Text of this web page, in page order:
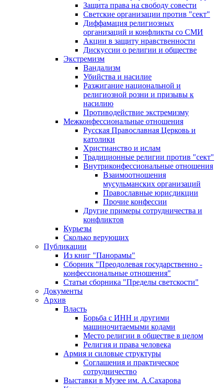
Защита права на свободу совести
Светские организации против "сект"
Диффамация религиозных
организаций и конфликты со СМИ
Акции в защиту нравственности
Дискуссии о религии и обществе
Экстремизм
Вандализм
Убийства и насилие
Разжигание национальной и
религиозной розни и призывы к
насилию
Противодействие экстремизму
Межконфессиональные отношения
Русская Православная Церковь и
католики
Христианство и ислам
Традиционные религии против "сект"
Внутриконфессиональные отношения
Взаимоотношения
мусульманских организаций
Православные юрисдикции
Прочие конфессии
Другие примеры сотрудничества и
конфликтов
Курьезы
Сколько верующих
Публикации
Из книг "Панорамы"
Сборник "Преодолевая государственно -
конфессиональные отношения"
Статьи сборника "Пределы светскости"
Документы
Архив
Власть
Борьба с ИНН и другими
машиночитаемыми кодами
Место религии в обществе в целом
Религия и права человека
Армия и силовые структуры
Соглашения и практическое
сотрудничество
Выставки в Музее им. А.Сахарова